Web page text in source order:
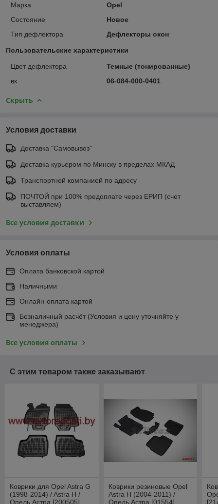
Марка
Opel
Состояние
Новое
Тип дефлектора
Дефлекторы окон
Пользовательские характеристики
Цвет дефлектора
Темные (тонированные)
вк
06-084-000-0401
Скрыть
Условия доставки
Доставка "Самовывоз"
Доставка курьером по Минску в пределах МКАД
Транспортной компанией по адресу
ПОЧТОЙ при 100% предоплате через ЕРИП (счет
выставляем)
Все условия доставки
Условия оплаты
Оплата банковской картой
Наличными
Онлайн-оплата картой
Безналичный расчёт (Условия и цену уточняйте у
менеджера)
Все условия оплаты
С этим товаром также заказывают
Коврики для Opel Astra G
(1998-2014) / Astra H /
Опель Астра [200505]
Коврики резиновые Opel
Astra H (2004-2011) /
Опель Астра [01554]